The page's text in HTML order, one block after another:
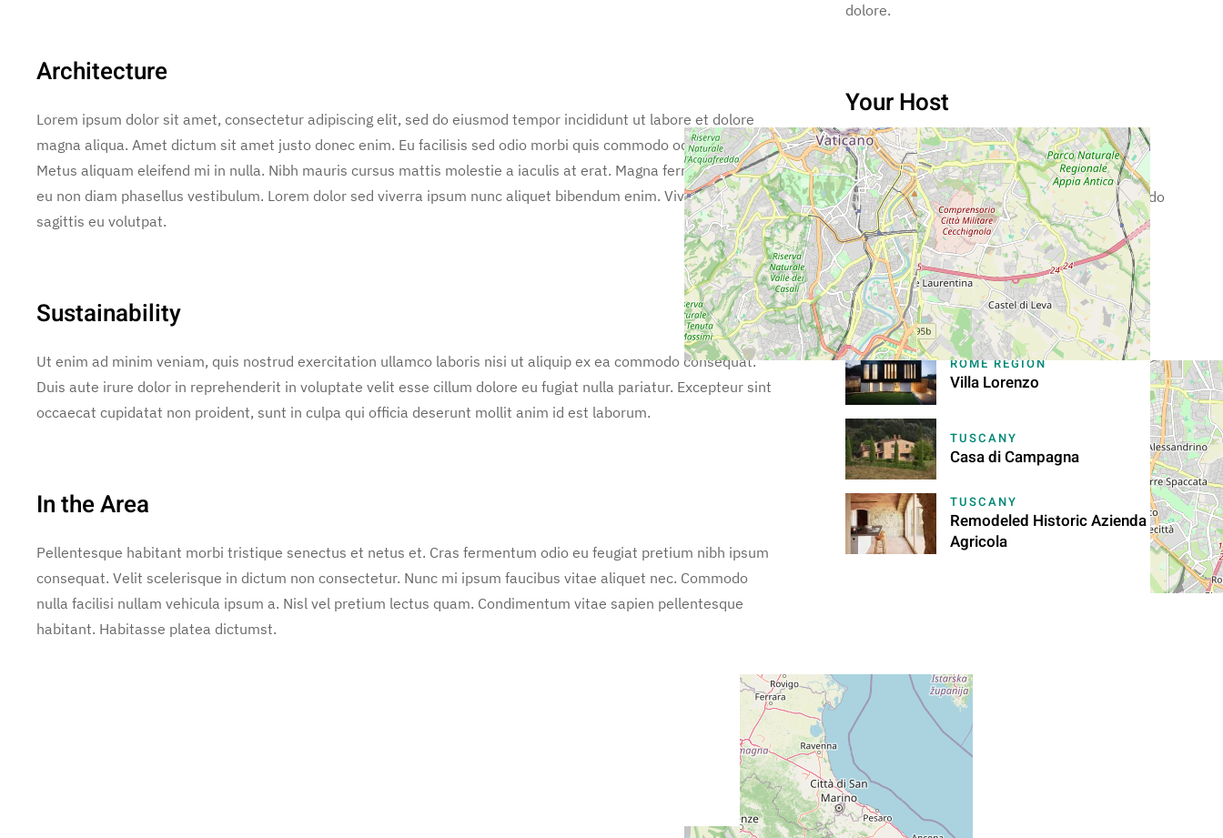
Architecture
Lorem ipsum dolor sit amet, consectetur adipiscing elit, sed do eiusmod tempor incididunt ut labore et dolore
magna aliqua. Amet dictum sit amet justo donec enim. Eu facilisis sed odio morbi quis commodo odio aenean.
Metus aliquam eleifend mi in nulla. Nibh mauris cursus mattis molestie a iaculis at erat. Magna fermentum iaculis
eu non diam phasellus vestibulum. Lorem dolor sed viverra ipsum nunc aliquet bibendum enim. Viverra orci
sagittis eu volutpat.
Sustainability
Ut enim ad minim veniam, quis nostrud exercitation ullamco laboris nisi ut aliquip ex ea commodo consequat.
Duis aute irure dolor in reprehenderit in voluptate velit esse cillum dolore eu fugiat nulla pariatur. Excepteur sint
occaecat cupidatat non proident, sunt in culpa qui officia deserunt mollit anim id est laborum.
In the Area
Pellentesque habitant morbi tristique senectus et netus et. Cras fermentum odio eu feugiat pretium nibh ipsum
consequat. Velit scelerisque in dictum non consectetur. Nunc mi ipsum faucibus vitae aliquet nec. Commodo
nulla facilisi nullam vehicula ipsum a. Nisl vel pretium lectus quam. Condimentum vitae sapien pellentesque
habitant. Habitasse platea dictumst.
dolore.
Your Host
Lorenzo Rossi
Lorem ipsum dolor sit amet,
consectetur adipiscing elit, sed do
eiusmod tempor.
More From Lorenzo Rossi
ROME REGION
Villa Lorenzo
TUSCANY
Casa di Campagna
TUSCANY
Remodeled Historic Azienda
Agricola